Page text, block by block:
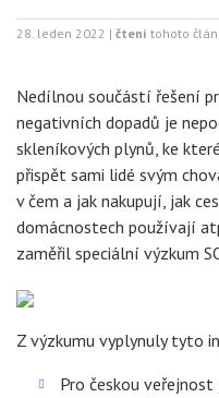
28. leden 2022 | čtení tohoto
Nedílnou součástí řešení
negativních dopadů je
skleníkových plynů, ke
přispět sami lidé svým
v čem a jak nakupují, jak
domácnostech používají
zaměřil speciální výzkum
Z výzkumu vyplynuly tyto
Pro českou